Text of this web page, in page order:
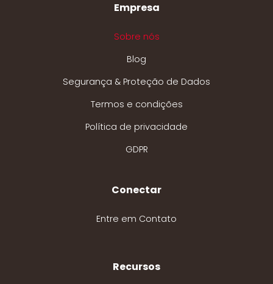
Empresa
Sobre nós
Blog
Segurança & Proteção de Dados
Termos e condições
Política de privacidade
GDPR
Conectar
Entre em Contato
Recursos